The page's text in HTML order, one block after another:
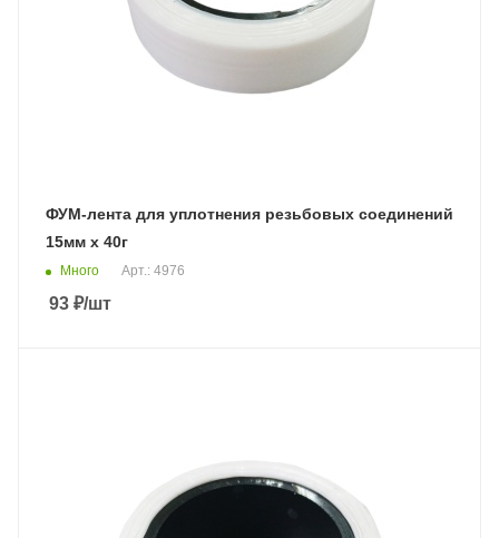
ФУМ-лента для уплотнения резьбовых соединений
15мм х 40г
Много Арт.: 4976
93 ₽/шт